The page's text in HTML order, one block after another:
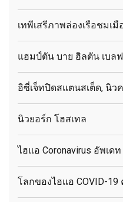
เทพีเสรีภาพล่องเรือชมเมื
แฮมป์ตัน บาย ฮิลตัน เบล
อิซี่เจ็ทปิดสแตนสเต็ด, นิว
นิวยอร์ก โฮสเทล
ไฮแอ Coronavirus อัพเดท
โลกของไฮแอ COVID-